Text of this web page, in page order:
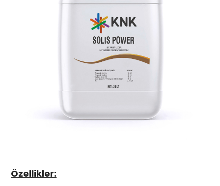
Özellikler: